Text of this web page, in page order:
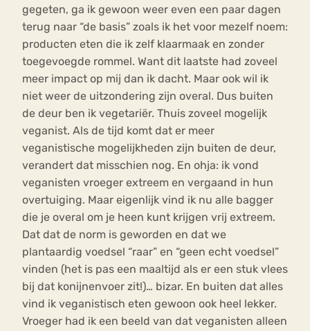
gegeten, ga ik gewoon weer even een paar dagen
terug naar “de basis” zoals ik het voor mezelf noem:
producten eten die ik zelf klaarmaak en zonder
toegevoegde rommel. Want dit laatste had zoveel
meer impact op mij dan ik dacht. Maar ook wil ik
niet weer de uitzondering zijn overal. Dus buiten
de deur ben ik vegetariër. Thuis zoveel mogelijk
veganist. Als de tijd komt dat er meer
veganistische mogelijkheden zijn buiten de deur,
verandert dat misschien nog. En ohja: ik vond
veganisten vroeger extreem en vergaand in hun
overtuiging. Maar eigenlijk vind ik nu alle bagger
die je overal om je heen kunt krijgen vrij extreem.
Dat dat de norm is geworden en dat we
plantaardig voedsel “raar” en “geen echt voedsel”
vinden (het is pas een maaltijd als er een stuk vlees
bij dat konijnenvoer zit!)… bizar. En buiten dat alles
vind ik veganistisch eten gewoon ook heel lekker.
Vroeger had ik een beeld van dat veganisten alleen